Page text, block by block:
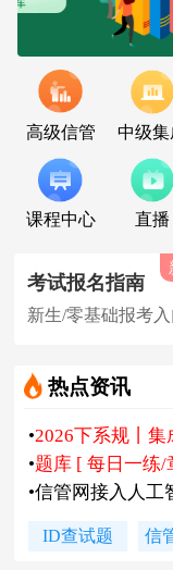
高级信管 中级集
课程中心 直播
考试报名指南
新生/零基础报考
热点资讯
•2026下系规丨
•题库 [ 每日一练
•信管网接入人工
信管网软考讲
ID查试题 信